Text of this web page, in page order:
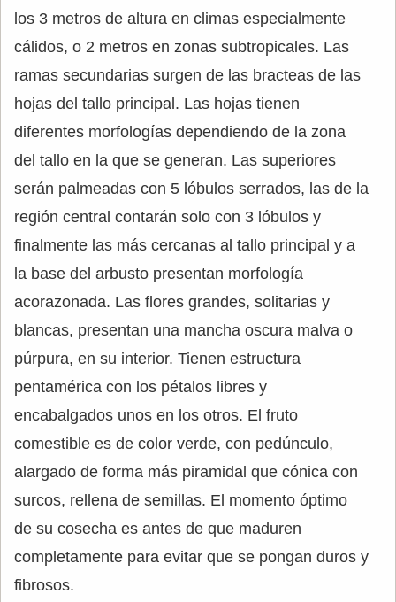
los 3 metros de altura en climas especialmente
cálidos, o 2 metros en zonas subtropicales. Las
ramas secundarias surgen de las bracteas de las
hojas del tallo principal. Las hojas tienen
diferentes morfologías dependiendo de la zona
del tallo en la que se generan. Las superiores
serán palmeadas con 5 lóbulos serrados, las de la
región central contarán solo con 3 lóbulos y
finalmente las más cercanas al tallo principal y a
la base del arbusto presentan morfología
acorazonada. Las flores grandes, solitarias y
blancas, presentan una mancha oscura malva o
púrpura, en su interior. Tienen estructura
pentamérica con los pétalos libres y
encabalgados unos en los otros. El fruto
comestible es de color verde, con pedúnculo,
alargado de forma más piramidal que cónica con
surcos, rellena de semillas. El momento óptimo
de su cosecha es antes de que maduren
completamente para evitar que se pongan duros y
fibrosos.